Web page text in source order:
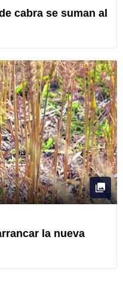
cabra se suman al
la nueva